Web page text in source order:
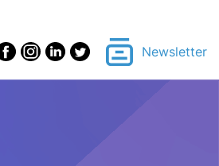
Newsletter